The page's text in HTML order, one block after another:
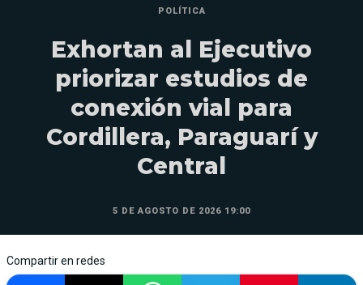
POLÍTICA
Exhortan al Ejecutivo
priorizar estudios de
conexión vial para
Cordillera, Paraguarí y
Central
5 DE AGOSTO DE 2026 19:00
Compartir en redes